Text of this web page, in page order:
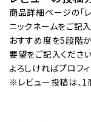
商品詳細ページの「レ
ニックネームをご記入
おすすめ度を5段階
要望をご記入ください
よろしければプロフ
※レビュー投稿は、1